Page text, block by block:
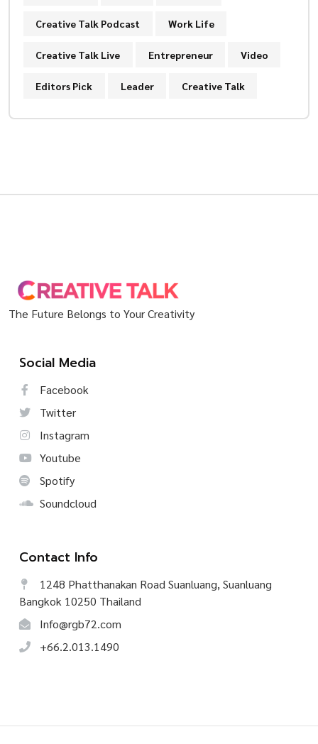
Creative Talk Podcast Work Life
Creative Talk Live Entrepreneur Video
Editors Pick Leader Creative Talk
The Future Belongs to Your Creativity
Social Media
Facebook
Twitter
Instagram
Youtube
Spotify
Soundcloud
Contact Info
1248 Phatthanakan Road Suanluang, Suanluang
Bangkok 10250 Thailand
Info@rgb72.com
+66.2.013.1490